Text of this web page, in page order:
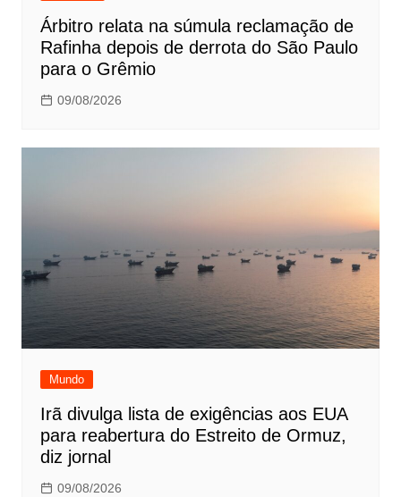
Árbitro relata na súmula reclamação de
Rafinha depois de derrota do São Paulo
para o Grêmio
09/08/2026
Mundo
Irã divulga lista de exigências aos EUA
para reabertura do Estreito de Ormuz,
diz jornal
09/08/2026